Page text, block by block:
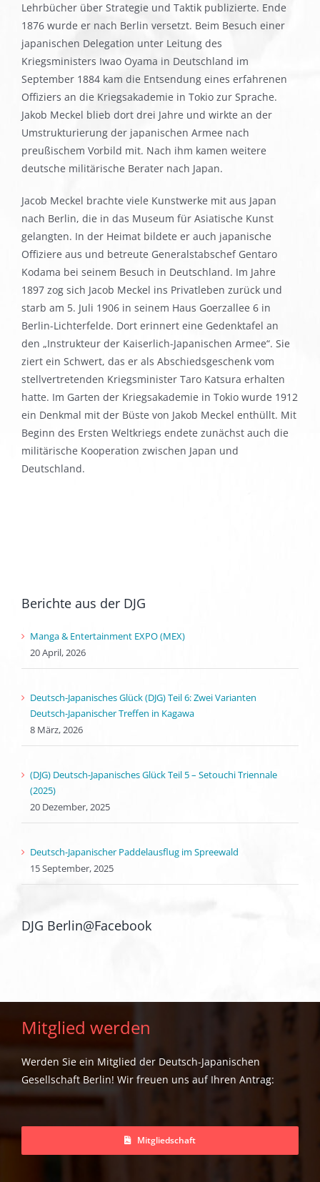
Lehrbücher über Strategie und Taktik publizierte. Ende
1876 wurde er nach Berlin versetzt. Beim Besuch einer
japanischen Delegation unter Leitung des
Kriegsministers Iwao Oyama in Deutschland im
September 1884 kam die Entsendung eines erfahrenen
Offiziers an die Kriegsakademie in Tokio zur Sprache.
Jakob Meckel blieb dort drei Jahre und wirkte an der
Umstrukturierung der japanischen Armee nach
preußischem Vorbild mit. Nach ihm kamen weitere
deutsche militärische Berater nach Japan.
Jacob Meckel brachte viele Kunstwerke mit aus Japan
nach Berlin, die in das Museum für Asiatische Kunst
gelangten. In der Heimat bildete er auch japanische
Offiziere aus und betreute Generalstabschef Gentaro
Kodama bei seinem Besuch in Deutschland. Im Jahre
1897 zog sich Jacob Meckel ins Privatleben zurück und
starb am 5. Juli 1906 in seinem Haus Goerzallee 6 in
Berlin-Lichterfelde. Dort erinnert eine Gedenktafel an
den „Instrukteur der Kaiserlich-Japanischen Armee“. Sie
ziert ein Schwert, das er als Abschiedsgeschenk vom
stellvertretenden Kriegsminister Taro Katsura erhalten
hatte. Im Garten der Kriegsakademie in Tokio wurde 1912
ein Denkmal mit der Büste von Jakob Meckel enthüllt. Mit
Beginn des Ersten Weltkriegs endete zunächst auch die
militärische Kooperation zwischen Japan und
Deutschland.
Berichte aus der DJG
Manga & Entertainment EXPO (MEX)
20 April, 2026
Deutsch-Japanisches Glück (DJG) Teil 6: Zwei Varianten
Deutsch-Japanischer Treffen in Kagawa
8 März, 2026
(DJG) Deutsch-Japanisches Glück Teil 5 – Setouchi Triennale
(2025)
20 Dezember, 2025
Deutsch-Japanischer Paddelausflug im Spreewald
15 September, 2025
DJG Berlin@Facebook
Mitglied werden
Werden Sie ein Mitglied der Deutsch-Japanischen
Gesellschaft Berlin! Wir freuen uns auf Ihren Antrag:
Mitgliedschaft